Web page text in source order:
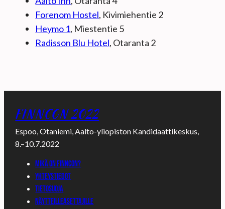
Forenom Hostel, Kivimiehentie 2
Heymo 1, Miestentie 5
Radisson Blu Hotel, Otaranta 2
FINNCON 2022
Espoo, Otaniemi, Aalto-yliopiston Kandidaattikeskus,
8.–10.7.2022
Mikä on Finncon?
Yhteystiedot
Tietosuoja
Näytteilleasettajille